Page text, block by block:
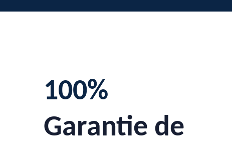
100%
Garantie de